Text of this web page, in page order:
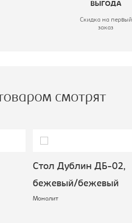
ВЫГОДА
Скидка на первый
заказ
смотрят
Стол Дублин ДБ-02,
бежевый/бежевый
Монолит